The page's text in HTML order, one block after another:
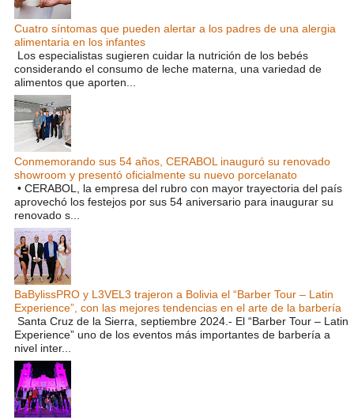
Cuatro síntomas que pueden alertar a los padres de una alergia
alimentaria en los infantes
Los especialistas sugieren cuidar la nutrición de los bebés
considerando el consumo de leche materna, una variedad de
alimentos que aporten...
Conmemorando sus 54 años, CERABOL inauguró su renovado
showroom y presentó oficialmente su nuevo porcelanato
• CERABOL, la empresa del rubro con mayor trayectoria del país
aprovechó los festejos por sus 54 aniversario para inaugurar su
renovado s...
BaBylissPRO y L3VEL3 trajeron a Bolivia el “Barber Tour – Latin
Experience”, con las mejores tendencias en el arte de la barbería
Santa Cruz de la Sierra, septiembre 2024.- El “Barber Tour – Latin
Experience” uno de los eventos más importantes de barbería a
nivel inter...